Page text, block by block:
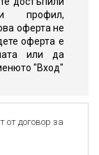
профил,
оферта не
оферта е
или да
"Вход"
от договор за